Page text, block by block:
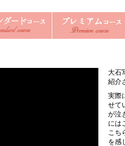
大石
紹介
実際
せて
が泣
には
こち
を感